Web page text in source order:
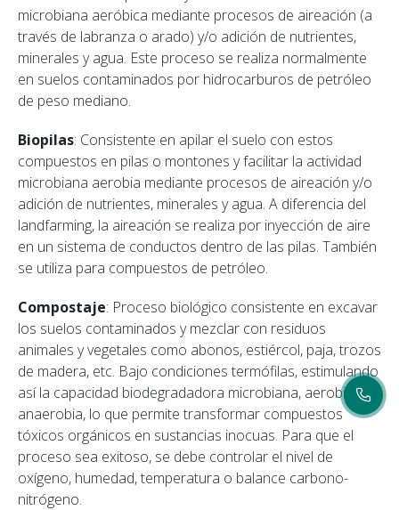
microbiana aeróbica mediante procesos de aireación (a
través de labranza o arado) y/o adición de nutrientes,
minerales y agua. Este proceso se realiza normalmente
en suelos contaminados por hidrocarburos de petróleo
de peso mediano.
Biopilas: Consistente en apilar el suelo con estos
compuestos en pilas o montones y facilitar la actividad
microbiana aerobia mediante procesos de aireación y/o
adición de nutrientes, minerales y agua. A diferencia del
landfarming, la aireación se realiza por inyección de aire
en un sistema de conductos dentro de las pilas. También
se utiliza para compuestos de petróleo.
Compostaje: Proceso biológico consistente en excavar
los suelos contaminados y mezclar con residuos
animales y vegetales como abonos, estiércol, paja, trozos
de madera, etc. Bajo condiciones termófilas, estimulando
así la capacidad biodegradadora microbiana, aerobia o
anaerobia, lo que permite transformar compuestos
tóxicos orgánicos en sustancias inocuas. Para que el
proceso sea exitoso, se debe controlar el nivel de
oxígeno, humedad, temperatura o balance carbono-
nitrógeno.